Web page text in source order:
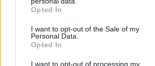
grant or deny consent to Google and its
use your data for below specified purposes
consent section.
Opted In
I want to opt-out of the Sale of my
Personal Data.
Opted In
I want to opt-out of processing my
Η 29χρονη με το χιτζάμπ που
μείνει με το στόμα ανοιχτό στο
10.08.2026, 07:31